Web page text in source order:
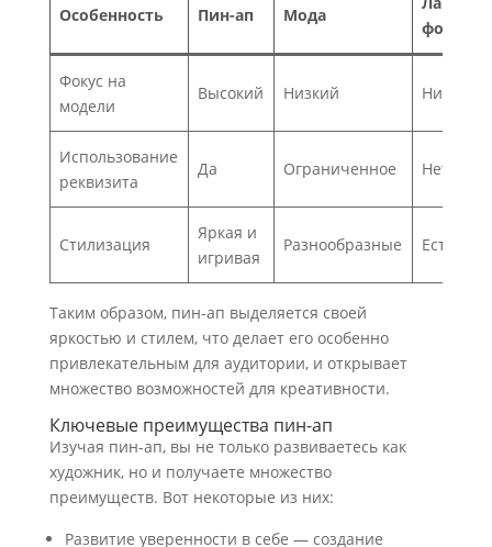
Особенность Пин-ап Мода
Фокус на
модели
Высокий Низкий Низкий
Использование
реквизита
Да Ограниченное Нет
Стилизация
Яркая и
игривая
Разнообразные
Таким образом, пин-ап выделяется своей
яркостью и стилем, что делает его особенно
привлекательным для аудитории, и открывает
множество возможностей для креативности.
Ключевые преимущества пин-ап
Изучая пин-ап, вы не только развиваетесь как
художник, но и получаете множество
преимуществ. Вот некоторые из них:
Развитие уверенности в себе — создание